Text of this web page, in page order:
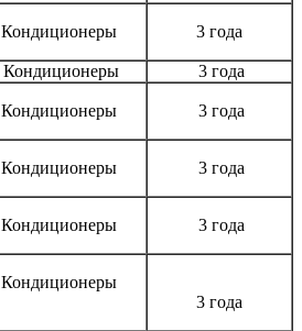
Кондиционеры 3 года
Кондиционеры 3 года
Кондиционеры 3 года
Кондиционеры 3 года
Кондиционеры 3 года
Кондиционеры
3 года